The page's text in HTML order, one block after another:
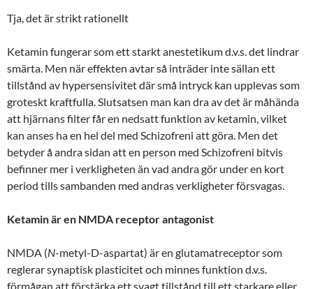
Tja, det är strikt rationellt
Ketamin fungerar som ett starkt anestetikum d.v.s. det lindrar
smärta. Men när effekten avtar så inträder inte sällan ett
tillstånd av hypersensivitet där små intryck kan upplevas som
groteskt kraftfulla. Slutsatsen man kan dra av det är måhända
att hjärnans filter får en nedsatt funktion av ketamin, vilket
kan anses ha en hel del med Schizofreni att göra. Men det
betyder å andra sidan att en person med Schizofreni bitvis
befinner mer i verkligheten än vad andra gör under en kort
period tills sambanden med andras verkligheter försvagas.
Ketamin är en NMDA receptor antagonist
NMDA (N-metyl-D-aspartat) är en glutamatreceptor som
reglerar synaptisk plasticitet och minnes funktion d.v.s.
förmågan att förstärka ett svagt tillstånd till ett starkare eller